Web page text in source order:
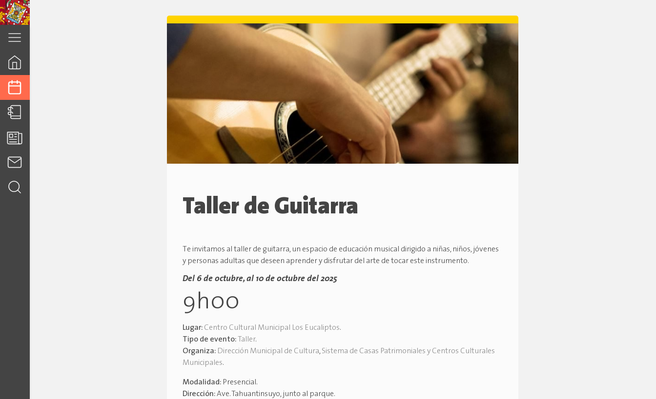
Taller de Guitarra
Te invitamos al taller de guitarra, un espacio de educación musical dirigido a niñas, niños, jóvenes
y personas adultas que deseen aprender y disfrutar del arte de tocar este instrumento.
Del 6 de octubre, al 10 de octubre del 2025
9h00
Lugar: Centro Cultural Municipal Los Eucaliptos.
Tipo de evento: Taller.
Organiza: Dirección Municipal de Cultura, Sistema de Casas Patrimoniales y Centros Culturales
Municipales.
Modalidad: Presencial.
Dirección:Ave. Tahuantinsuyo, junto al parque.